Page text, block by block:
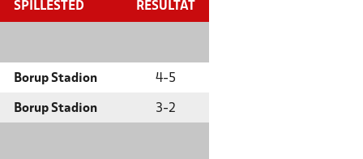
SPILLESTED RESULTAT
Borup Stadion 4-5
Borup Stadion 3-2